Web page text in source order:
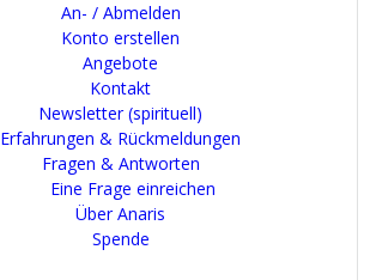
An- / Abmelden
Konto erstellen
Angebote
Kontakt
Newsletter (spirituell)
Erfahrungen & Rückmeldungen
Fragen & Antworten
Eine Frage einreichen
Über Anaris
Spende